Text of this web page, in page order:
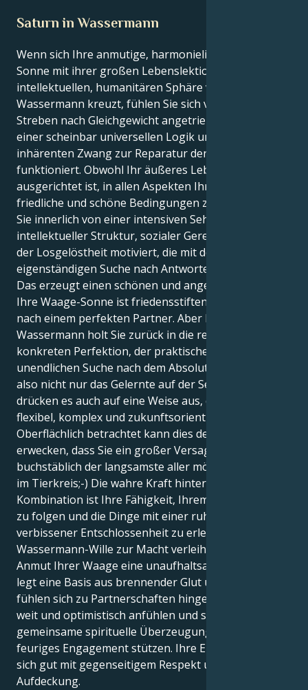
Saturn in Wassermann
Wenn sich Ihre anmutige, harmonieliebende Waage-
Sonne mit ihrer großen Lebenslektion in der
intellektuellen, humanitären Sphäre von Saturn im
Wassermann kreuzt, fühlen Sie sich von einem
Streben nach Gleichgewicht angetrieben, das nach
einer scheinbar universellen Logik und einem
inhärenten Zwang zur Reparatur der Welt
funktioniert. Obwohl Ihr äußeres Leben darauf
ausgerichtet ist, in allen Aspekten Ihres Daseins
friedliche und schöne Bedingungen zu schaffen, sind
Sie innerlich von einer intensiven Sehnsucht nach
intellektueller Struktur, sozialer Gerechtigkeit und
der Losgelöstheit motiviert, die mit der
eigenständigen Suche nach Antworten einhergeht.
Das erzeugt einen schönen und angenehmen Sog.
Ihre Waage-Sonne ist friedensstiftend und sucht
nach einem perfekten Partner. Aber Ihr Saturn im
Wassermann holt Sie zurück in die reale Welt der
konkreten Perfektion, der praktischen Ziele und der
unendlichen Suche nach dem Absoluten. Sie tragen
also nicht nur das Gelernte auf der Seele, sondern
drücken es auch auf eine Weise aus, die äußerst
flexibel, komplex und zukunftsorientiert ist.
Oberflächlich betrachtet kann dies den Anschein
erwecken, dass Sie ein großer Versager sind - d.h.
buchstäblich der langsamste aller möglichen Punkte
im Tierkreis;-) Die wahre Kraft hinter dieser
Kombination ist Ihre Fähigkeit, Ihrem Bauchgefühl
zu folgen und die Dinge mit einer ruhigen Art von
verbissener Entschlossenheit zu erledigen. Ihr
Wassermann-Wille zur Macht verleiht der sozialen
Anmut Ihrer Waage eine unaufhaltsame Kraft und
legt eine Basis aus brennender Glut unter sie. Sie
fühlen sich zu Partnerschaften hingezogen, die sich
weit und optimistisch anfühlen und sich auf
gemeinsame spirituelle Überzeugungen und ein
feuriges Engagement stützen. Ihre Energie verträgt
sich gut mit gegenseitigem Respekt und ständiger
Aufdeckung.